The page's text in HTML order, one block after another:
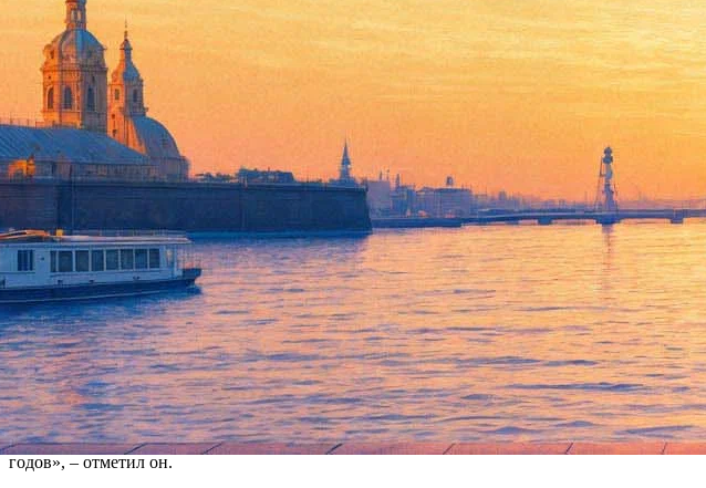
Литературная премия имени Дмитрия Горчева впервые в истории опубликовала свой
выдержаны в разных жанрах – от рассказов и эссе до путевых дневников. По условиям
Номинированные на горчевскую премию авторы, по большей части, неизвестны и, вне
обладают лишь несколько имён – у химика, поэта и переводчика Михаила Бару,
толстых журналах, сценарист Гала Узрютова была отмечена в 2015 году на фестивале
С остальными финалистами можно познакомитьсяна сайте Премии Горчева. Жюри, где
сентября, в день рождения Горчева. Победитель получит 5 тысяч рублей, произведения
выполненный горчевской рукой.
Напомним, Дмитрий Горчев, прозаик, художник, иллюстратор, пользовался
главным художником издательства «Геликон Плюс» и журнала Бориса Стругацкого
словцом – обрела целый круг последователей и поклонников. Писатель умер в 2010 году
Премию в честь Горчевав 2016 году основали друзья и коллеги прозаика, в частности,
очень доброй и при этом достаточно жестокой. Он писатель достаточно утонченный – в
годов», – отметил он.